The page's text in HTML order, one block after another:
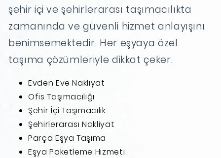
şehir içi ve şehirlerarası taşımacılıkta
zamanında ve güvenli hizmet anlayışını
benimsemektedir. Her eşyaya özel
taşıma çözümleriyle dikkat çeker.
Evden Eve Nakliyat
Ofis Taşımacılığı
Şehir İçi Taşımacılık
Şehirlerarası Nakliyat
Parça Eşya Taşıma
Eşya Paketleme Hizmeti